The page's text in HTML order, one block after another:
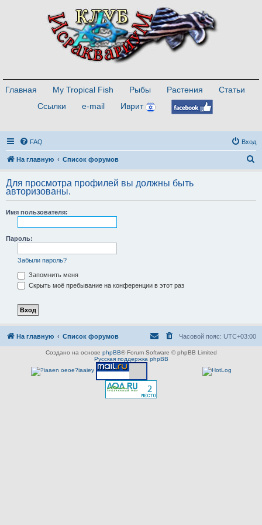
Главная My Tropical Fish Рыбы Растения
Статьи
Ссылки
e-mail Иврит
FAQ Вход
На главную Список форумов
с
Для просмотра профилей вы должны быть
авторизованы.
Имя пользователя:
Пароль:
Забыли пароль?
Запомнить меня
Скрыть моё пребывание на конференции в этот раз
На главную Список форумов Часовой пояс: UTC+03:00
Создано на основе phpBB® Forum Software © phpBB Limited
Русская поддержка phpBB